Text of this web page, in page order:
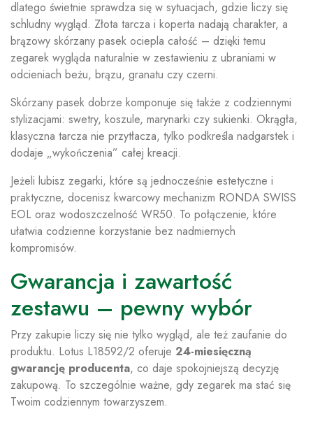
dlatego świetnie sprawdza się w sytuacjach, gdzie liczy się
schludny wygląd. Złota tarcza i koperta nadają charakter, a
brązowy skórzany pasek ociepla całość – dzięki temu
zegarek wygląda naturalnie w zestawieniu z ubraniami w
odcieniach beżu, brązu, granatu czy czerni.
Skórzany pasek dobrze komponuje się także z codziennymi
stylizacjami: swetry, koszule, marynarki czy sukienki. Okrągła,
klasyczna tarcza nie przytłacza, tylko podkreśla nadgarstek i
dodaje „wykończenia” całej kreacji.
Jeżeli lubisz zegarki, które są jednocześnie estetyczne i
praktyczne, docenisz kwarcowy mechanizm RONDA SWISS
EOL oraz wodoszczelność WR50. To połączenie, które
ułatwia codzienne korzystanie bez nadmiernych
kompromisów.
Gwarancja i zawartość
zestawu – pewny wybór
Przy zakupie liczy się nie tylko wygląd, ale też zaufanie do
produktu. Lotus L18592/2 oferuje 24-miesięczną
gwarancję producenta, co daje spokojniejszą decyzję
zakupową. To szczególnie ważne, gdy zegarek ma stać się
Twoim codziennym towarzyszem.